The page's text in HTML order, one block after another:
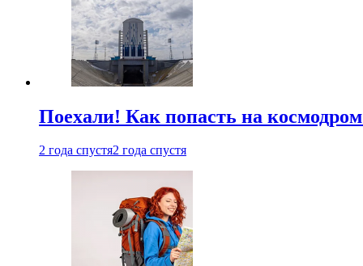
Поехали! Как попасть на
2 года спустя2 года спустя